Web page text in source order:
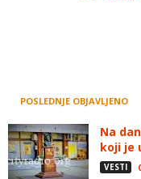
POSLEDNJE OBJAVLJENO
Na
koji je
VESTI